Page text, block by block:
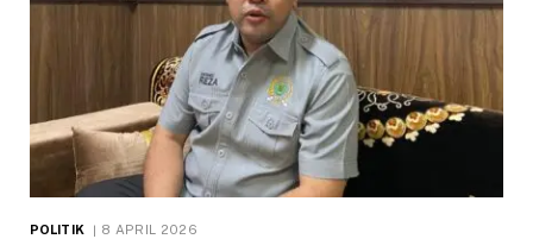
POLITIK 8 APRIL 2026